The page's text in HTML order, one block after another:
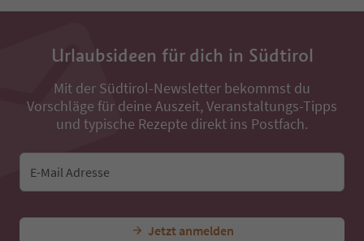
Urlaubsideen für dich in Südtirol
Mit der Südtirol-Newsletter bekommst du
Vorschläge für deine Auszeit, Veranstaltungs-Tipps
und typische Rezepte direkt ins Postfach.
E-Mail Adresse
Jetzt anmelden